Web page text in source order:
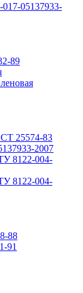
05137933-
89
25574-83
2007
8122-004-
8122-004-
88
91